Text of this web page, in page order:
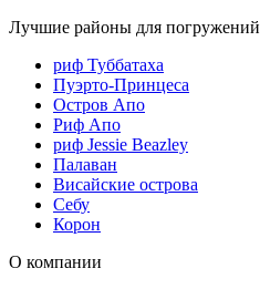
Лучшие районы для погружений
риф Туббатаха
Пуэрто-Принцеса
Остров Апо
Риф Апо
риф Jessie Beazley
Палаван
Висайские острова
Себу
Корон
О компании